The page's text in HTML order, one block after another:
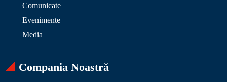
Comunicate
Evenimente
Media
Compania Noastră